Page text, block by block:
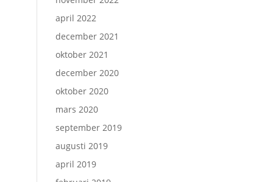
april 2022
december 2021
oktober 2021
december 2020
oktober 2020
mars 2020
september 2019
augusti 2019
april 2019